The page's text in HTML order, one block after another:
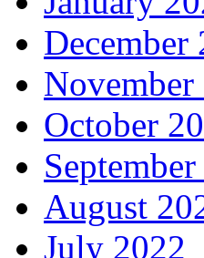
December
November
October
August
July 2022